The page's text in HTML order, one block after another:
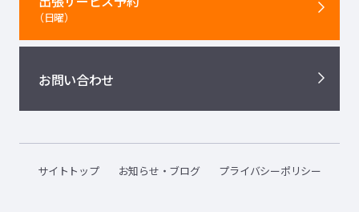
（日曜）
お問い合わせ
サイトトップ お知らせ・ブログ プライバシーポリシー